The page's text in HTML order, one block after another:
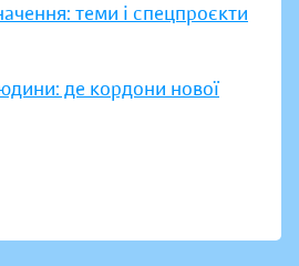
теми і спецпроєкти
де кордони нової